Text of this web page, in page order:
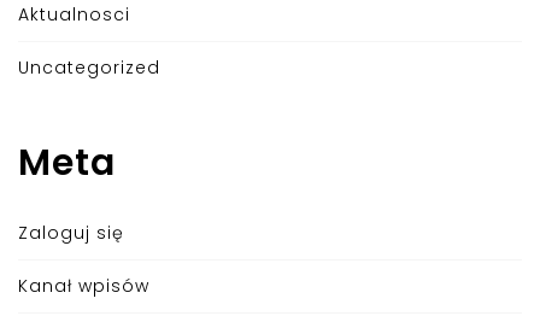
Aktualnosci
Uncategorized
Meta
Zaloguj się
Kanał wpisów